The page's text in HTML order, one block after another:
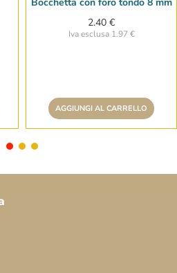
2.40 €
Iva esclusa 1.97 €
AGGIUNGI AL CARRELLO